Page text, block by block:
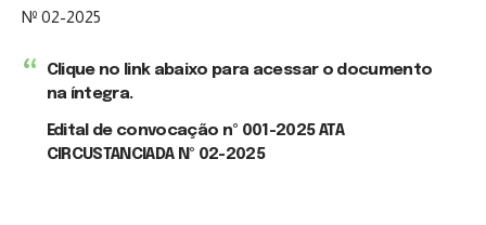
Nº 02-2025
Clique no link abaixo para acessar o documento
na íntegra.
Edital de convocação nº 001-2025 ATA
CIRCUSTANCIADA Nº 02-2025